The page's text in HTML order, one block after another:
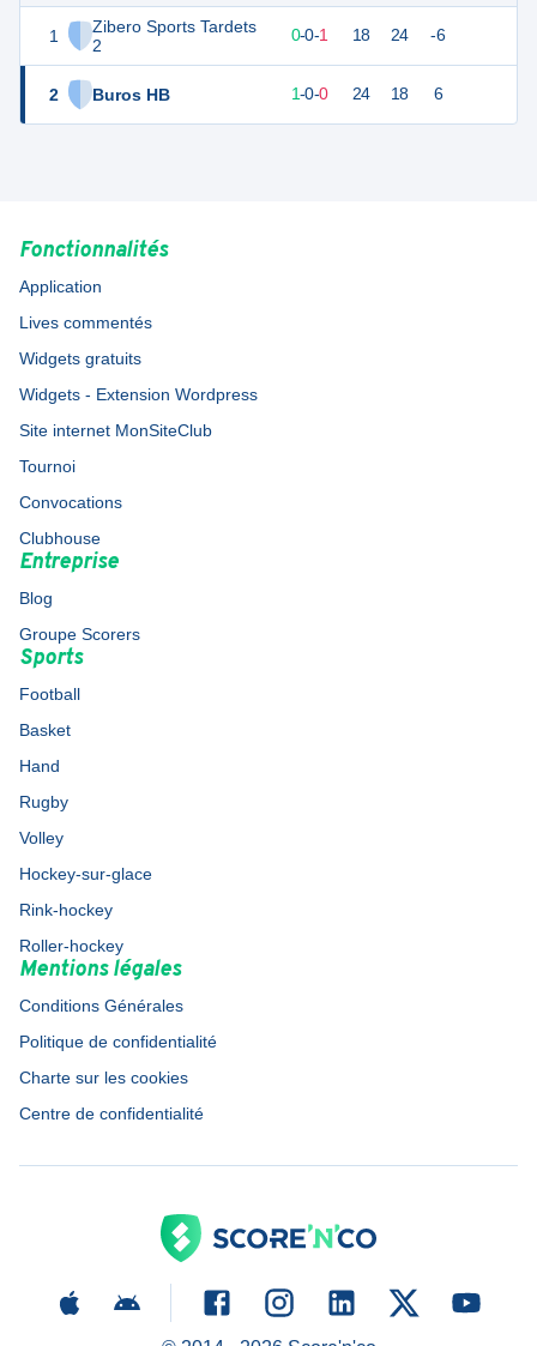
1
Zibero Sports Tardets
2
2 Buros HB
1 1 0-0-1 18 24 -6
1-0-0 24 18 6
Fonctionnalités
Application
Lives commentés
Widgets gratuits
Widgets - Extension Wordpress
Site internet MonSiteClub
Tournoi
Convocations
Clubhouse
Entreprise
Blog
Groupe Scorers
Sports
Football
Basket
Hand
Rugby
Volley
Hockey-sur-glace
Rink-hockey
Roller-hockey
Mentions légales
Conditions Générales
Politique de confidentialité
Charte sur les cookies
Centre de confidentialité